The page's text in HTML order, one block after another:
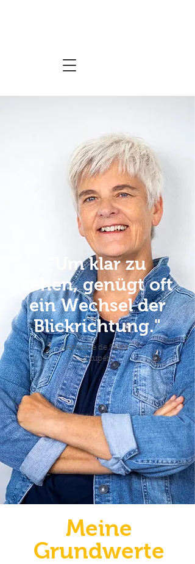
Antoine de Saint-
Exupéry
"Um klar zu
sehen, genügt oft
ein Wechsel der
Blickrichtung."
Meine
Grundwerte